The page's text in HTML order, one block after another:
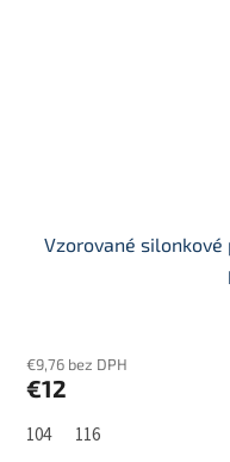
Vzorované silonkové
€9,76 bez DPH
€12
104 116